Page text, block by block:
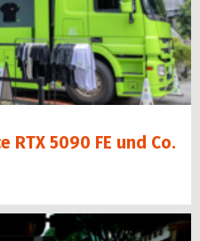
RTX 5090 FE und Co.